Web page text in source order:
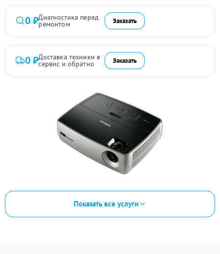
0 ₽Диагностика перед
ремонтом Заказать
0 ₽Доставка техники в
сервис и обратно Заказать
Показать все услуги